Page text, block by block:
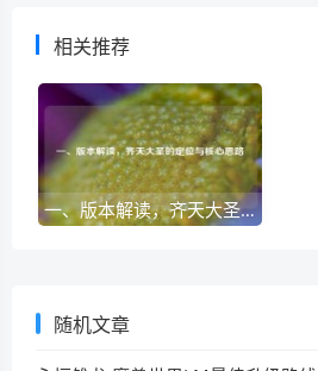
相关推荐
一、版本解读，齐天大圣的定位与核心思路
随机文章